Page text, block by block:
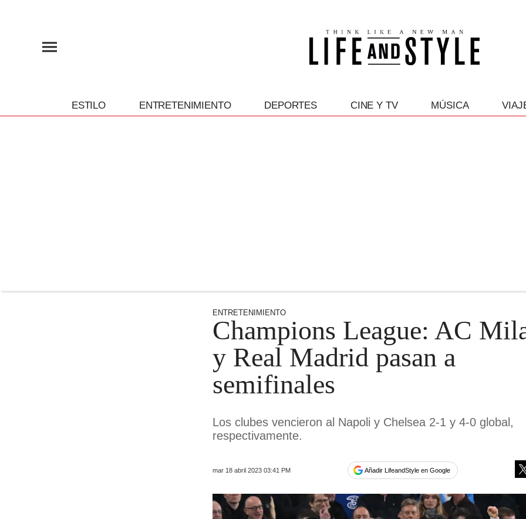
ESTILO ENTRETENIMIENTO DEPORTES CINE Y TV MÚSICA
ENTRETENIMIENTO
Champions League: AC
y Real Madrid pasan a
semifinales
Los clubes vencieron al Napoli y Chelsea 2-1 y 4-0 global,
respectivamente.
mar 18 abril 2023 03:41 PM Añadir LifeandStyle en Google